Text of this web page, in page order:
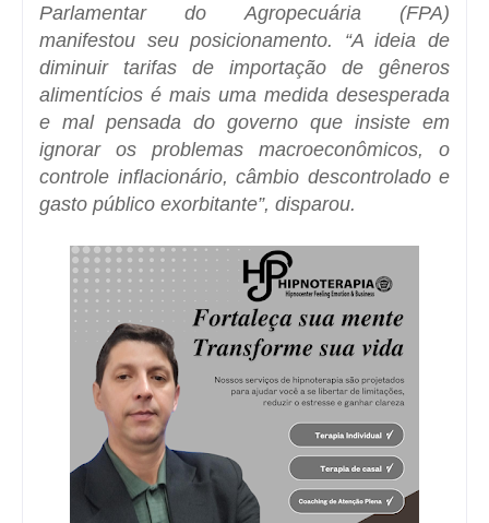
Parlamentar do Agropecuária (FPA)
manifestou seu posicionamento. “A ideia de
diminuir tarifas de importação de gêneros
alimentícios é mais uma medida desesperada
e mal pensada do governo que insiste em
ignorar os problemas macroeconômicos, o
controle inflacionário, câmbio descontrolado e
gasto público exorbitante”, disparou.